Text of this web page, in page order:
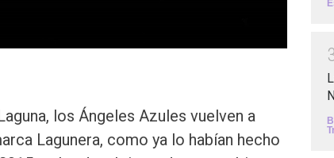
los Ángeles Azules vuelven a
Lagunera, como ya lo habían hecho